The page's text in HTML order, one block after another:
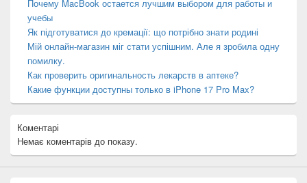
Почему MacBook остается лучшим выбором для работы и
учебы
Як підготуватися до кремації: що потрібно знати родині
Мій онлайн-магазин міг стати успішним. Але я зробила одну
помилку.
Как проверить оригинальность лекарств в аптеке?
Какие функции доступны только в iPhone 17 Pro Max?
Коментарі
Немає коментарів до показу.